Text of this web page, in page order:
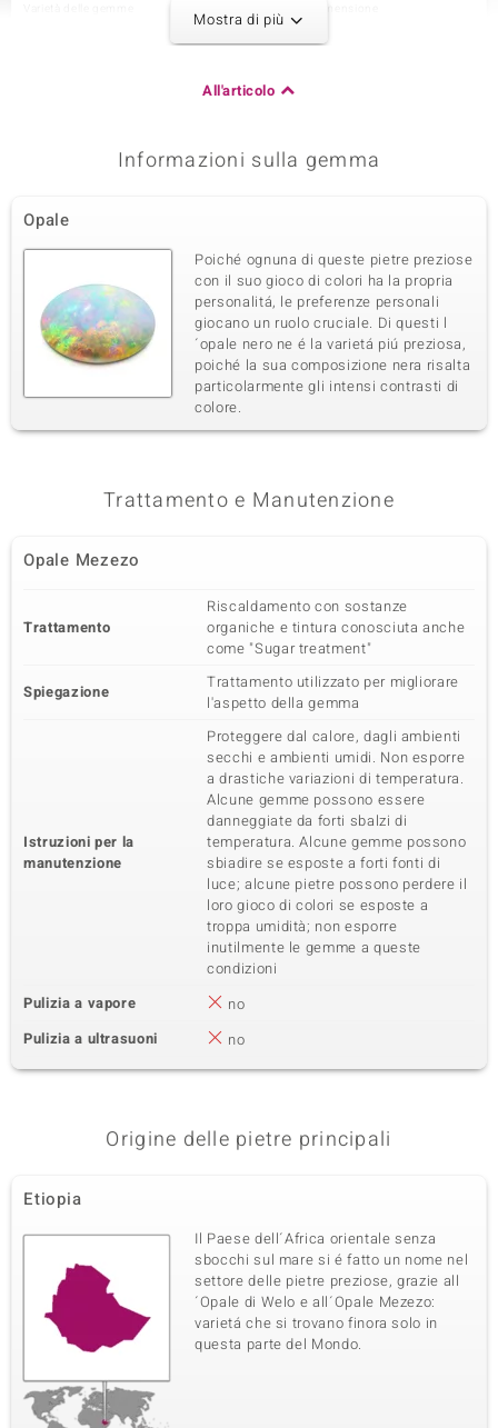
Quantità e dimensione
2 à 1,3 mm
Taglio rotondo
Varietà delle gemme
Zircone 35 à 1 mm
0,189 ct
Taglio
Taglio rotondo
Montatura
pavé
Origine
Cambogia
Mostra di più
All'articolo
Informazioni sulla gemma
Opale
Poiché ognuna di queste pietre preziose
con il suo gioco di colori ha la propria
personalitá, le preferenze personali
giocano un ruolo cruciale. Di questi l
´opale nero ne é la varietá piú preziosa,
poiché la sua composizione nera risalta
particolarmente gli intensi contrasti di
colore.
Trattamento e Manutenzione
Opale Mezezo
Trattamento
Riscaldamento con sostanze
organiche e tintura conosciuta anche
come "Sugar treatment"
Spiegazione
Trattamento utilizzato per migliorare
l'aspetto della gemma
Istruzioni per la
manutenzione
Proteggere dal calore, dagli ambienti
secchi e ambienti umidi. Non esporre
a drastiche variazioni di temperatura.
Alcune gemme possono essere
danneggiate da forti sbalzi di
temperatura. Alcune gemme possono
sbiadire se esposte a forti fonti di
luce; alcune pietre possono perdere il
loro gioco di colori se esposte a
troppa umidità; non esporre
inutilmente le gemme a queste
condizioni
Pulizia a vapore
no
Pulizia a ultrasuoni
no
Origine delle pietre principali
Etiopia
Il Paese dell´Africa orientale senza
sbocchi sul mare si é fatto un nome nel
settore delle pietre preziose, grazie all
´Opale di Welo e all´Opale Mezezo:
varietá che si trovano finora solo in
questa parte del Mondo.